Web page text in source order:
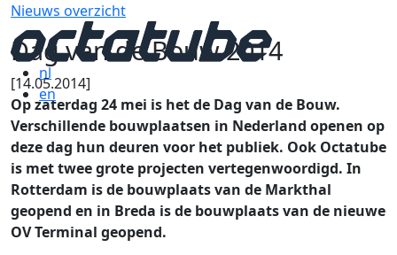
nl
en
Nieuws overzicht
Dag van de Bouw 2014
[14.05.2014]
Op zaterdag 24 mei is het de Dag van de Bouw.
Verschillende bouwplaatsen in Nederland openen op
deze dag hun deuren voor het publiek. Ook Octatube
is met twee grote projecten vertegenwoordigd. In
Rotterdam is de bouwplaats van de Markthal
geopend en in Breda is de bouwplaats van de nieuwe
OV Terminal geopend.